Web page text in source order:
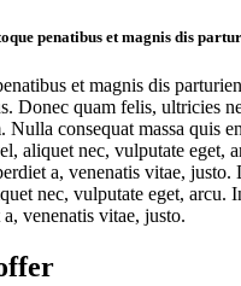
penatibus et magnis dis
et magnis dis
Donec quam felis, ultricies
Nulla consequat massa quis
aliquet nec, vulputate eget,
a, venenatis vitae, justo.
nec, vulputate eget, arcu.
venenatis vitae, justo.